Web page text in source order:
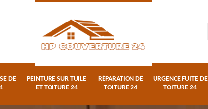
DE
PEINTURE SUR TUILE
ET TOITURE 24
RÉPARATION DE
TOITURE 24
URGENCE FUITE DE
TOITURE 24